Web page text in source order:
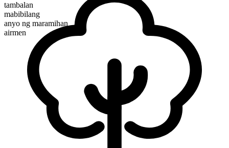
tambalan
mabibilang
anyo ng maramihan
airmen